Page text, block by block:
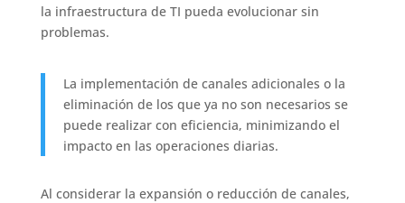
la infraestructura de TI pueda evolucionar sin
problemas.
La implementación de canales adicionales o la
eliminación de los que ya no son necesarios se
puede realizar con eficiencia, minimizando el
impacto en las operaciones diarias.
Al considerar la expansión o reducción de canales,